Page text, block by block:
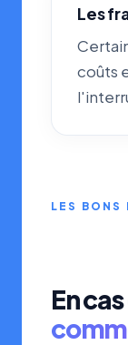
Les
coûts
LES BONS
En